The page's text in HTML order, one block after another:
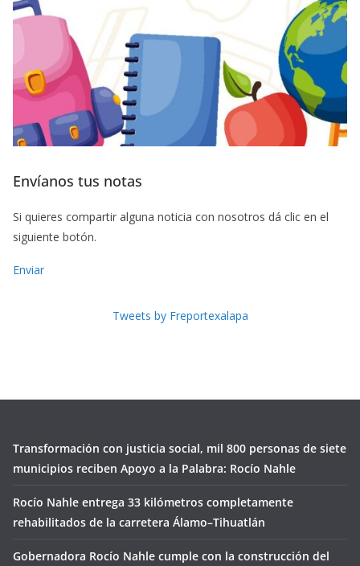
Envíanos tus notas
Si quieres compartir alguna noticia con nosotros dá clic en el
siguiente botón.
Enviar
Tweets by Freportexalapa
Transformación con justicia social, mil 800 personas de siete
municipios reciben Apoyo a la Palabra: Rocío Nahle
Rocío Nahle entrega 33 kilómetros completamente
rehabilitados de la carretera Álamo–Tihuatlán
Gobernadora Rocío Nahle cumple con la construcción del